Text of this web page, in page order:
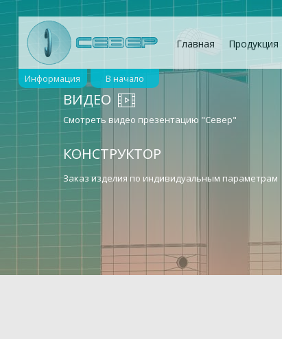
Главная Продукция
ВИДЕО
Смотреть видео презентацию "Север"
КОНСТРУКТОР
Заказ изделия по индивидуальным параметрам
Информация В начало